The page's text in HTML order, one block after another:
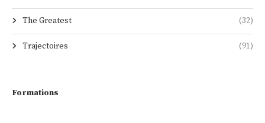
The Greatest (32)
Trajectoires (91)
Formations